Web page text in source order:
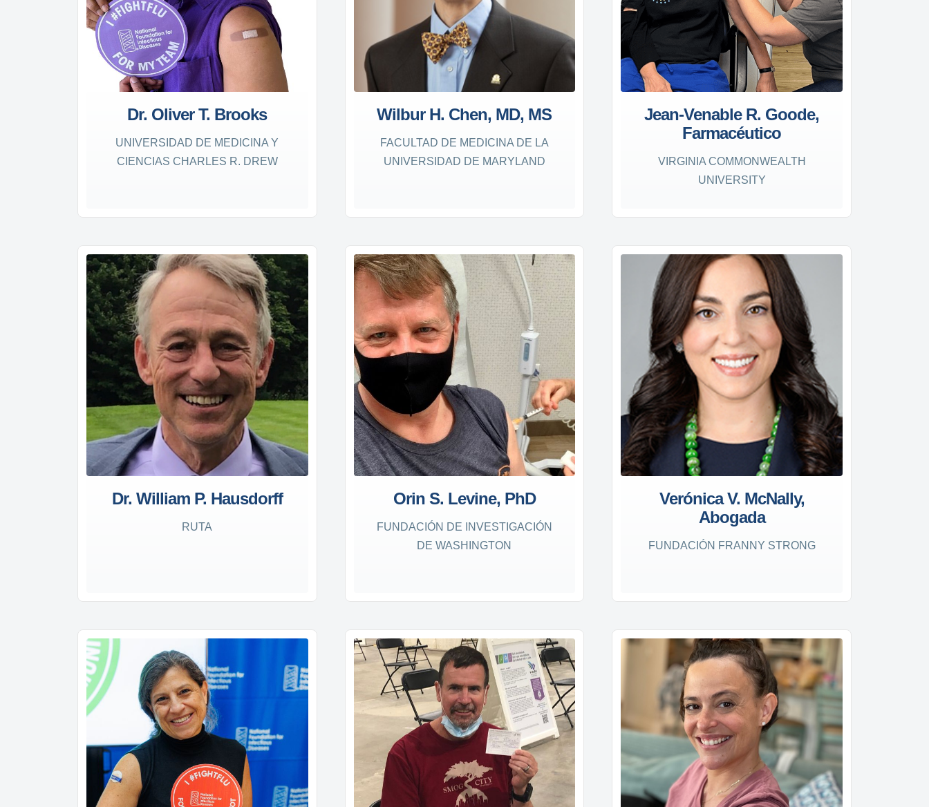
Dr. Oliver T. Brooks
UNIVERSIDAD DE MEDICINA Y
CIENCIAS CHARLES R. DREW
Wilbur H. Chen, MD, MS
FACULTAD DE MEDICINA DE LA
UNIVERSIDAD DE MARYLAND
Jean-Venable R. Goode,
Farmacéutico
VIRGINIA COMMONWEALTH
UNIVERSITY
Dr. William P. Hausdorff
RUTA
Orin S. Levine, PhD
FUNDACIÓN DE INVESTIGACIÓN
DE WASHINGTON
Verónica V. McNally,
Abogada
FUNDACIÓN FRANNY STRONG